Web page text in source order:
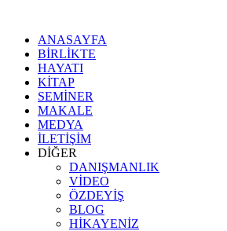
ANASAYFA
BİRLİKTE
HAYATI
KİTAP
SEMİNER
MAKALE
MEDYA
İLETİŞİM
DİĞER
DANIŞMANLIK
VİDEO
ÖZDEYİŞ
BLOG
HİKAYENİZ